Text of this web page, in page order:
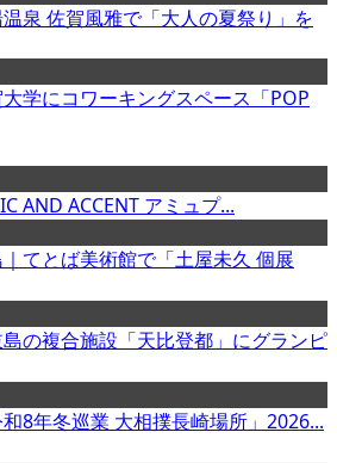
泉 佐賀風雅で「大人の夏祭り」を
学にコワーキングスペース「POP
AND ACCENT アミュプ...
てとば美術館で「土屋未久 個展
の複合施設「天比登都」にグランピ
8年冬巡業 大相撲長崎場所」2026...